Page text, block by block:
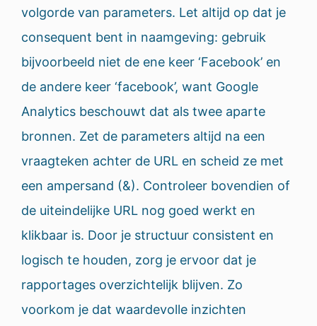
volgorde van parameters. Let altijd op dat je
consequent bent in naamgeving: gebruik
bijvoorbeeld niet de ene keer ‘Facebook’ en
de andere keer ‘facebook’, want Google
Analytics beschouwt dat als twee aparte
bronnen. Zet de parameters altijd na een
vraagteken achter de URL en scheid ze met
een ampersand (&). Controleer bovendien of
de uiteindelijke URL nog goed werkt en
klikbaar is. Door je structuur consistent en
logisch te houden, zorg je ervoor dat je
rapportages overzichtelijk blijven. Zo
voorkom je dat waardevolle inzichten